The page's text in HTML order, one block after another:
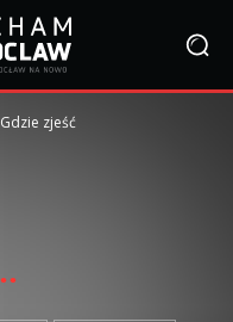
Gdzie zjeść